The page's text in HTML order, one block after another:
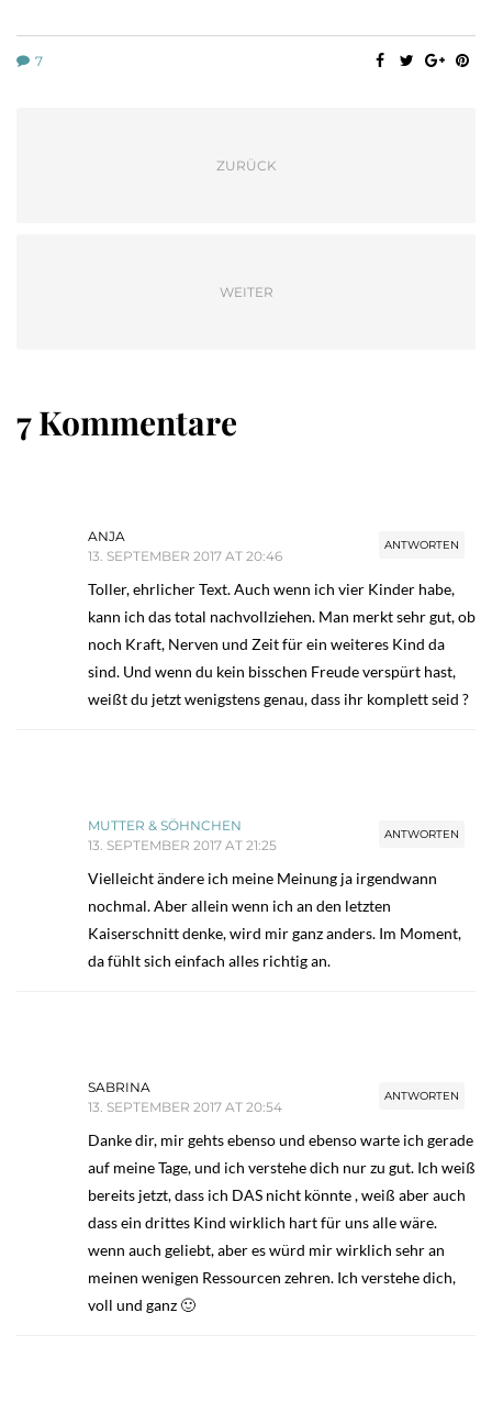
7
ZURÜCK
WEITER
7 Kommentare
ANTWORTEN
ANJA
13. SEPTEMBER 2017 AT 20:46
Toller, ehrlicher Text. Auch wenn ich vier Kinder habe,
kann ich das total nachvollziehen. Man merkt sehr gut, ob
noch Kraft, Nerven und Zeit für ein weiteres Kind da
sind. Und wenn du kein bisschen Freude verspürt hast,
weißt du jetzt wenigstens genau, dass ihr komplett seid ?
ANTWORTEN
MUTTER & SÖHNCHEN
13. SEPTEMBER 2017 AT 21:25
Vielleicht ändere ich meine Meinung ja irgendwann
nochmal. Aber allein wenn ich an den letzten
Kaiserschnitt denke, wird mir ganz anders. Im Moment,
da fühlt sich einfach alles richtig an.
ANTWORTEN
SABRINA
13. SEPTEMBER 2017 AT 20:54
Danke dir, mir gehts ebenso und ebenso warte ich gerade
auf meine Tage, und ich verstehe dich nur zu gut. Ich weiß
bereits jetzt, dass ich DAS nicht könnte , weiß aber auch
dass ein drittes Kind wirklich hart für uns alle wäre.
wenn auch geliebt, aber es würd mir wirklich sehr an
meinen wenigen Ressourcen zehren. Ich verstehe dich,
voll und ganz 🙂